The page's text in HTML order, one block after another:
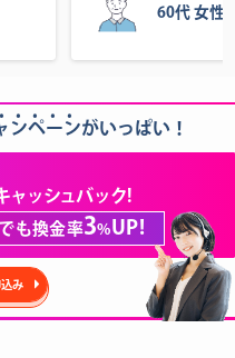
60代 女性
ンペーンがいっぱい！
ャッシュバック!
も換金率3%UP!
み